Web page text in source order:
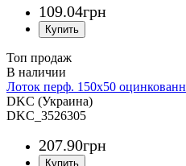
109.04грн
Топ продаж
Лоток перф. 150х50
DKC (Украина)
DKC_3526305
207.90грн